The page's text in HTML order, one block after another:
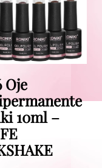
Oje
10ml –